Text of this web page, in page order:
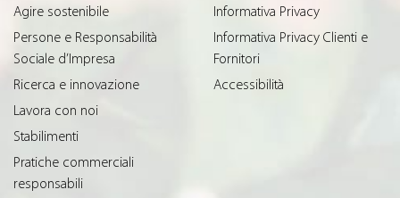
Agire sostenibile
Persone e Responsabilità
Sociale d’Impresa
Ricerca e innovazione
Lavora con noi
Stabilimenti
Pratiche commerciali
responsabili
Informativa Privacy
Informativa Privacy Clienti e
Fornitori
Accessibilità